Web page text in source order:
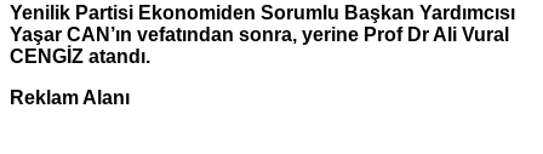
Yenilik Partisi Ekonomiden Sorumlu Başkan Yardımcısı
Yaşar CAN’ın vefatından sonra, yerine Prof Dr Ali Vural
CENGİZ atandı.
Reklam Alanı